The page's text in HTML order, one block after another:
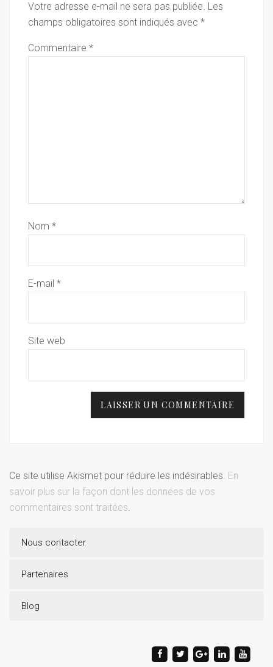
Votre adresse e-mail ne sera pas publiée. Les
champs obligatoires sont indiqués avec *
Commentaire *
Nom *
E-mail *
Site web
Ce site utilise Akismet pour réduire les indésirables. En
savoir plus sur la façon dont les données de vos
commentaires sont traitées.
Nous contacter
Partenaires
Blog